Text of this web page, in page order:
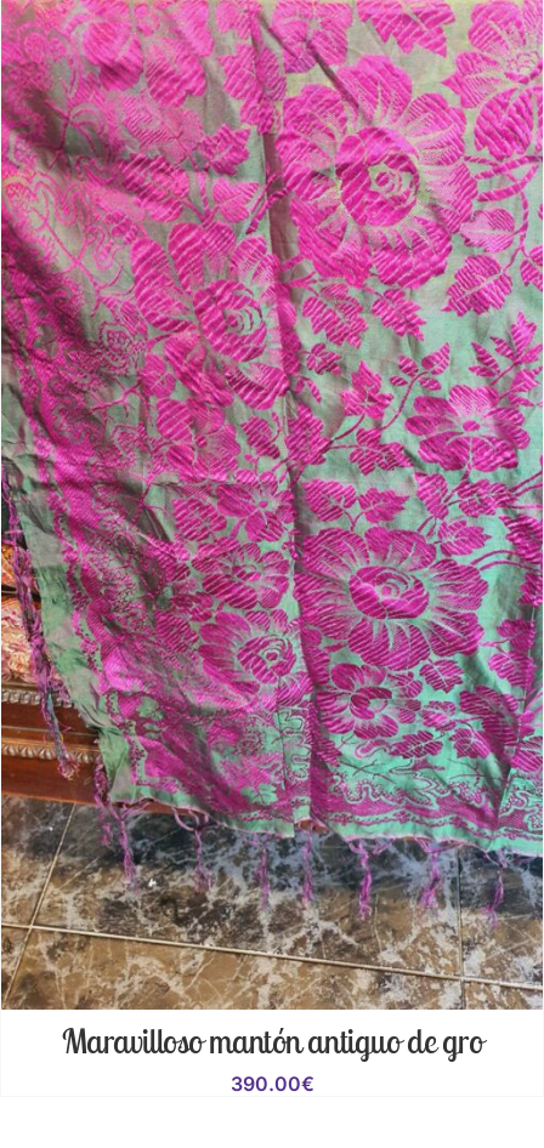
Maravilloso mantón antiguo de gro
390.00€